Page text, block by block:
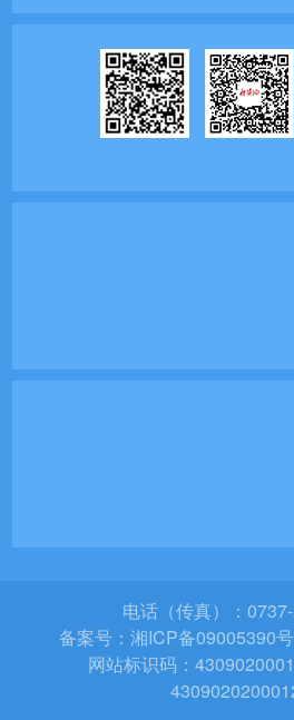
电话（传真）：
备案号： 湘ICP备09005390
网站标识码：4309020001